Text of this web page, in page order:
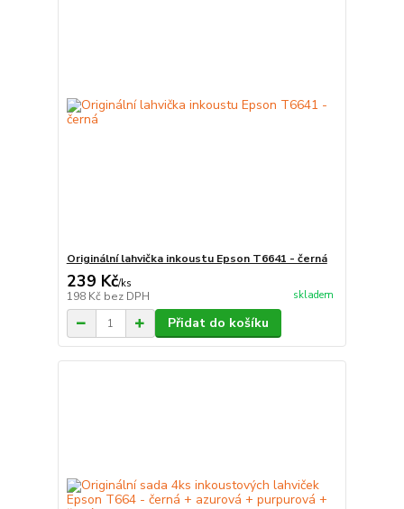
Originální lahvička inkoustu Epson T6641 - černá
239 Kč/ks
198 Kč bez DPH skladem
Přidat do košíku